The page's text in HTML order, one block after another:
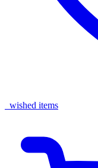
wished items